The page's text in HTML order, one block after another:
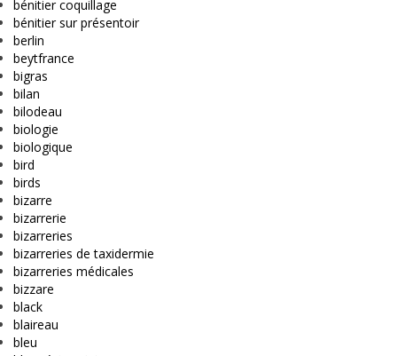
bénitier coquillage
bénitier sur présentoir
berlin
beytfrance
bigras
bilan
bilodeau
biologie
biologique
bird
birds
bizarre
bizarrerie
bizarreries
bizarreries de taxidermie
bizarreries médicales
bizzare
black
blaireau
bleu